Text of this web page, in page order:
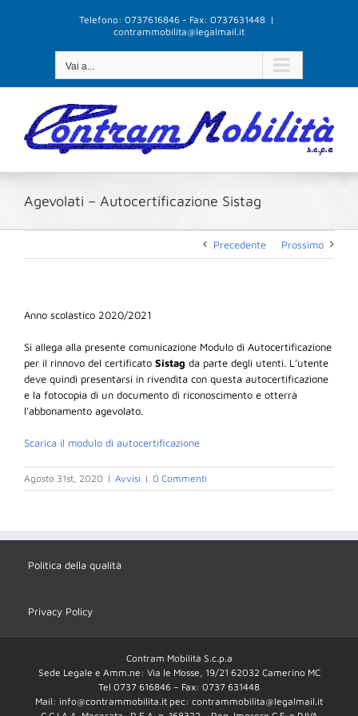
Telefono: 0737616846 - Fax: 0737631448 |
contrammobilita@legalmail.it
Vai a...
Agevolati – Autocertificazione Sistag
Precedente Prossimo
Anno scolastico 2020/2021
Si allega alla presente comunicazione Modulo di Autocertificazione
per il rinnovo del certificato Sistag da parte degli utenti. L’utente
deve quindi presentarsi in rivendita con questa autocertificazione
e la fotocopia di un documento di riconoscimento e otterrà
l’abbonamento agevolato.
Scarica il modulo di autocertificazione
Agosto 31st, 2020 | Avvisi | 0 Commenti
Politica della qualità
Privacy Policy
Contram Mobilità S.c.p.a
Sede Legale e Amm.ne: Via le Mosse, 19/21 62032 Camerino MC
Tel 0737 616846 – Fax: 0737 631448
Mail: info@contrammobilita.it pec: contrammobilita@legalmail.it